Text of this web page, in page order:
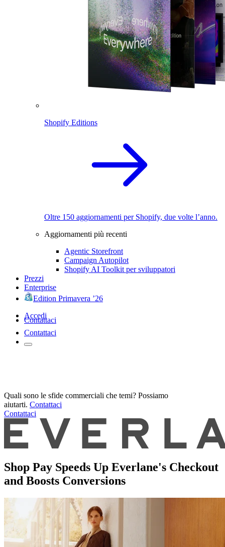
Shopify Editions
Oltre 150 aggiornamenti per Shopify, due volte l’anno.
Aggiornamenti più recenti
Agentic Storefront
Campaign Autopilot
Shopify AI Toolkit per sviluppatori
Prezzi
Enterprise
Edition Primavera ’26
Accedi
Contattaci
Contattaci
Quali sono le sfide commerciali che temi? Possiamo
aiutarti. Contattaci
Contattaci
Shop Pay Speeds Up Everlane's Checkout
and Boosts Conversions